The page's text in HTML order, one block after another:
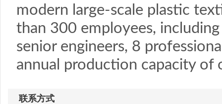
modern large-scale plastic
than 300 employees,
senior engineers, 8
annual production capacity of
联系方式